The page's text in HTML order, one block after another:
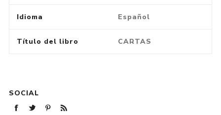
Idioma Español
Título del libro CARTAS
SOCIAL